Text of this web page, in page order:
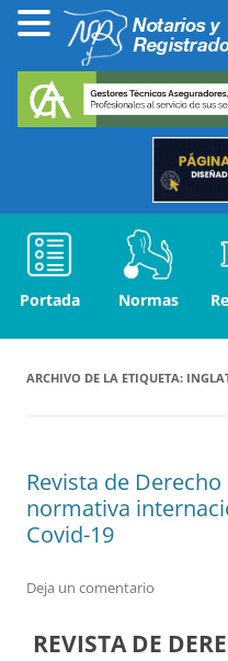
Portada Normas
ARCHIVO DE LA ETIQUETA:
Revista de
normativa
Covid-19
Deja un comentario
REVISTA DE